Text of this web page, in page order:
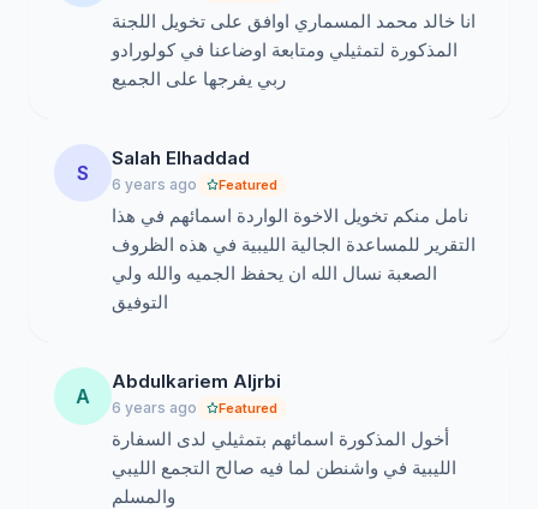
انا خالد محمد المسماري اوافق على تخويل اللجنة
المذكورة لتمثيلي ومتابعة اوضاعنا في كولورادو
ربي يفرجها على الجميع
S
Salah Elhaddad
6 years ago Featured
نامل منكم تخويل الاخوة الواردة اسمائهم في هذا
التقرير للمساعدة الجالية الليبية في هذه الظروف
الصعبة نسال الله ان يحفظ الجميه والله ولي
التوفيق
A
Abdulkariem Aljrbi
6 years ago Featured
أخول المذكورة اسمائهم بتمثيلي لدى السفارة
الليبية في واشنطن لما فيه صالح التجمع الليبي
والمسلم